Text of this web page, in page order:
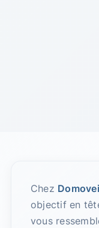
Chez
objectif en
vous